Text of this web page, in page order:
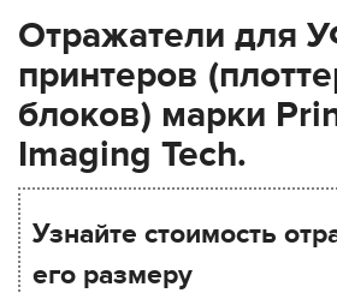
Отражатели для
принтеров
блоков) марки
Imaging Tech.
Узнайте стоимость
его размеру